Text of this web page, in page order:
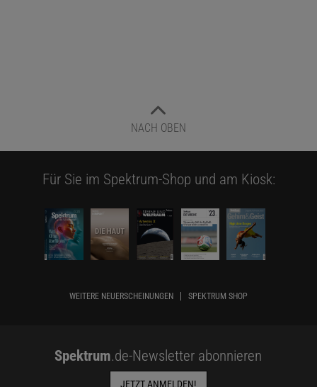
NACH OBEN
Für Sie im Spektrum-Shop und am Kiosk:
WEITERE NEUERSCHEINUNGEN SPEKTRUM SHOP
Spektrum.de-Newsletter abonnieren
JETZT ANMELDEN!